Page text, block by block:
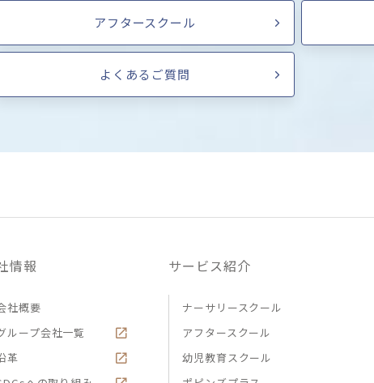
アフタースクール
よくあるご質問
情報
社概要
ループ会社一覧
革
サービス紹介
ナーサリースクール
アフタースクール
幼児教育スクール